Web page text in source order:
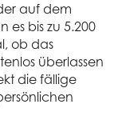
auf dem
es bis zu 5.200
ob das
überlassen
die fällige